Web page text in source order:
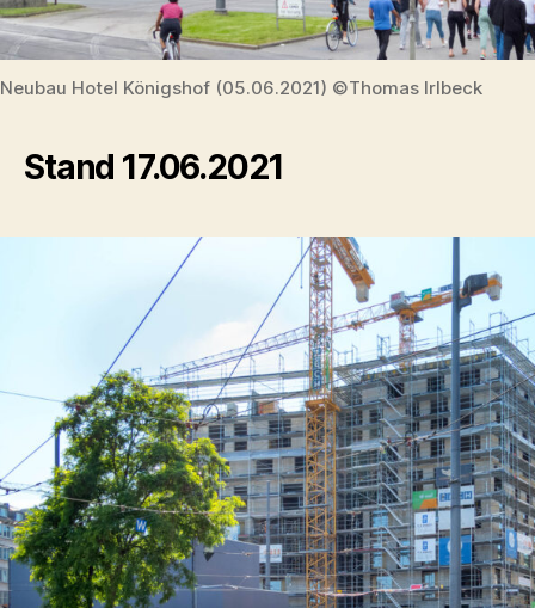
Neubau Hotel Königshof (05.06.2021) ©Thomas Irlbeck
Stand 17.06.2021